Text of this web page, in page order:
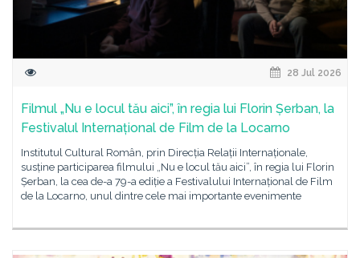
28 Jul 2026
Filmul „Nu e locul tău aici”, în regia lui Florin Șerban, la
Festivalul Internațional de Film de la Locarno
Institutul Cultural Român, prin Direcția Relații Internaționale,
susține participarea filmului „Nu e locul tău aici”, în regia lui Florin
Șerban, la cea de-a 79-a ediție a Festivalului Internațional de Film
de la Locarno, unul dintre cele mai importante evenimente